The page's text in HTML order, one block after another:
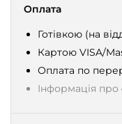
Оплата
Готівкою (на
Картою VISA/
Оплата по
Інформація про